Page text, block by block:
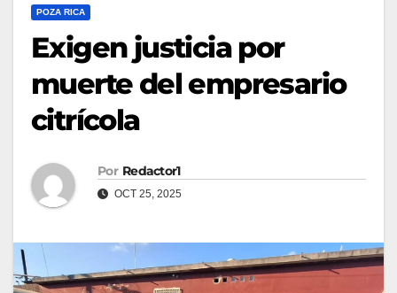
POZA RICA
Exigen justicia por
muerte del empresario
citrícola
Por Redactor1
OCT 25, 2025